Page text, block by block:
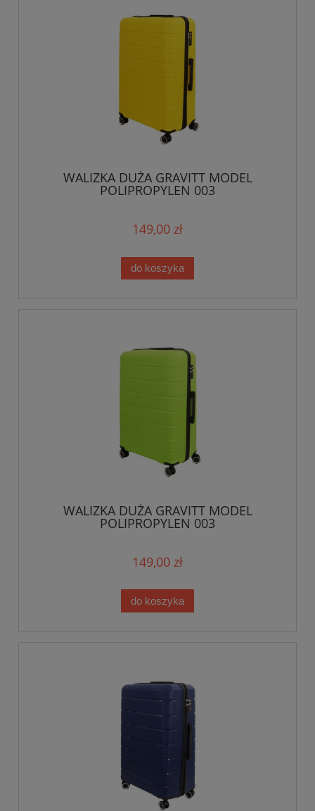
WALIZKA DUŻA GRAVITT MODEL
POLIPROPYLEN 003
149,00 zł
do koszyka
WALIZKA DUŻA GRAVITT MODEL
POLIPROPYLEN 003
149,00 zł
do koszyka